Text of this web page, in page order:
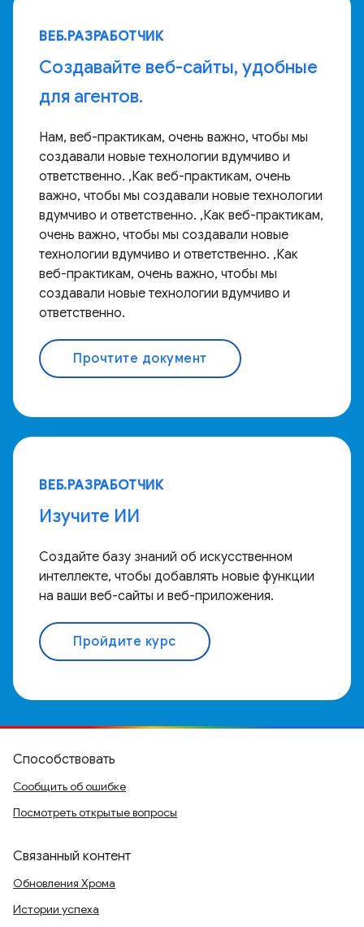
ВЕБ.РАЗРАБОТЧИК
Создавайте веб-сайты, удобные
для агентов.
Нам, веб-практикам, очень важно, чтобы мы
создавали новые технологии вдумчиво и
ответственно. ,Как веб-практикам, очень
важно, чтобы мы создавали новые технологии
вдумчиво и ответственно. ,Как веб-практикам,
очень важно, чтобы мы создавали новые
технологии вдумчиво и ответственно. ,Как
веб-практикам, очень важно, чтобы мы
создавали новые технологии вдумчиво и
ответственно.
Прочтите документ
ВЕБ.РАЗРАБОТЧИК
Изучите ИИ
Создайте базу знаний об искусственном
интеллекте, чтобы добавлять новые функции
на ваши веб-сайты и веб-приложения.
Пройдите курс
Способствовать
Сообщить об ошибке
Посмотреть открытые вопросы
Связанный контент
Обновления Хрома
Истории успеха